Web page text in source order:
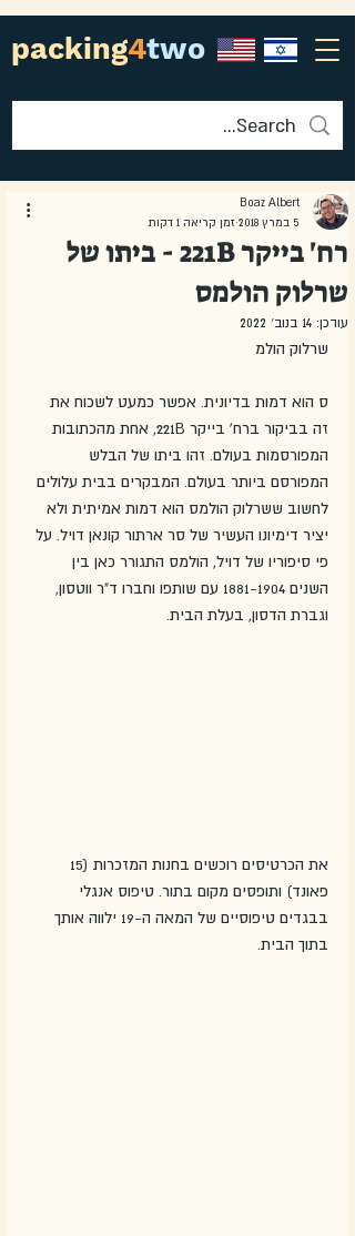
packing4two
רח' בייקר 221B - ביתו של
שרלוק הולמס
Boaz Albert
5 במרץ 2018
זמן קריאה 1 דקות
עודכן: 14 בנוב׳ 2022
שרלוק הולמ
ס הוא דמות בדיונית. אפשר כמעט לשכוח את
זה בביקור ברח' בייקר 221B, אחת מהכתובות
המפורסמות בעולם. זהו ביתו של הבלש
המפורסם ביותר בעולם. המבקרים בבית עלולים
לחשוב ששרלוק הולמס הוא דמות אמיתית ולא
יציר דימיונו העשיר של סר ארתור קונאן דויל. על
פי סיפוריו של דויל, הולמס התגורר כאן בין
השנים 1881-1904 עם שותפו וחברו ד"ר ווטסון,
וגברת הדסון, בעלת הבית.
פאונד) ותופסים מקום בתור. טיפוס אנגלי
בבגדים טיפוסיים של המאה ה-19 ילווה אותך
בתוך הבית.